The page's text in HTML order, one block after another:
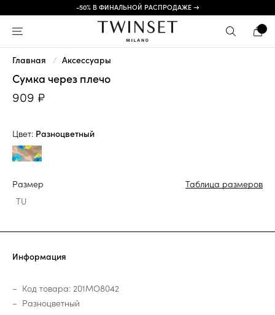
-50% В ФИНАЛЬНОЙ РАСПРОДАЖЕ →
Главная Аксессуары
Сумка через плечо
909 ₽
Цвет: Разноцветный
Размер
Таблица размеров
TU
Информация
Код товара: 201MO8042
Разноцветный